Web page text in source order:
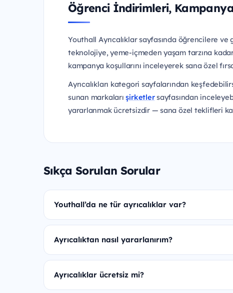
Öğrenci İndirimleri,
Youthall Ayrıcalıklar sayfasında öğrencilere
teknolojiye, yeme-içmeden yaşam tarzına
kampanya koşullarını inceleyerek sana özel
Ayrıcalıkları kategori sayfalarından
sunan markalarışirketlersayfasından
yararlanmak ücretsizdir — sana özel teklifleri
Sıkça Sorulan Sorular
Youthall’da ne tür ayrıcalıklar var?
Ayrıcalıktan nasıl yararlanırım?
Ayrıcalıklar ücretsiz mi?